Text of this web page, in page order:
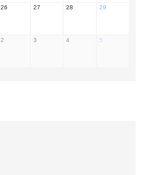
26 27 28 29
2 3 4 5